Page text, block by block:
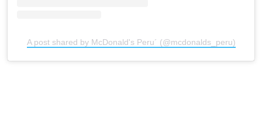
A post shared by McDonald's Peru´ (@mcdonalds_peru)